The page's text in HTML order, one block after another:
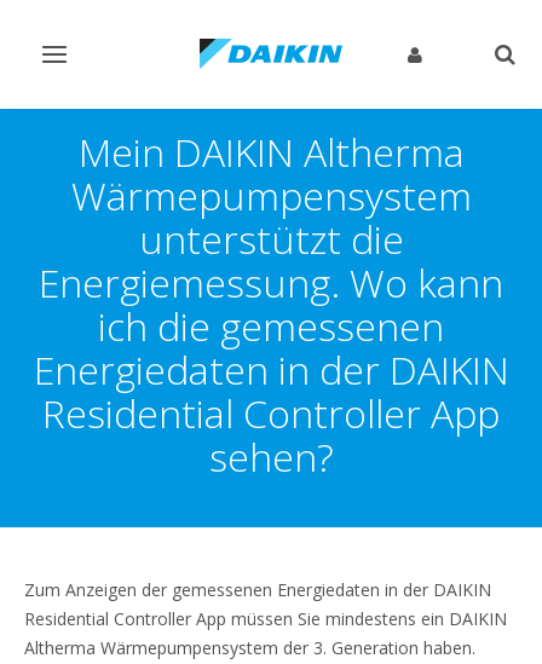
Navigation
Mein DAIKIN Altherma
Wärmepumpensystem
unterstützt die
Energiemessung. Wo kann
ich die gemessenen
Energiedaten in der DAIKIN
Residential Controller App
sehen?
Zum Anzeigen der gemessenen Energiedaten in der DAIKIN
Residential Controller App müssen Sie mindestens ein DAIKIN
Altherma Wärmepumpensystem der 3. Generation haben.